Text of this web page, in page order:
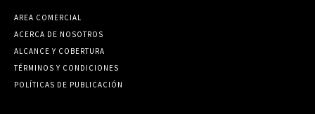
AREA COMERCIAL
ACERCA DE NOSOTROS
ALCANCE Y COBERTURA
TÉRMINOS Y CONDICIONES
POLÍTICAS DE PUBLICACIÓN